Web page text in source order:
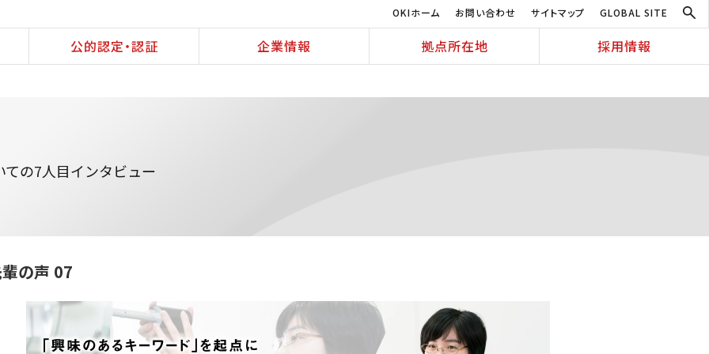
OKIホーム お問い合わせ サイトマップ GLOBAL SITE
公的認定・認証 企業情報 拠点所在地 採用情報
の7人目インタビュー
の声 07